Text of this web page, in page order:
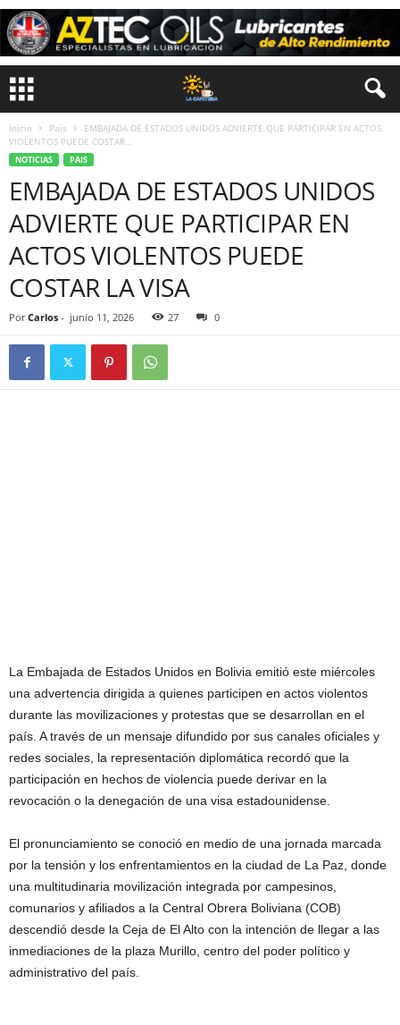
Inicio Pais
EMBAJADA DE ESTADOS UNIDOS ADVIERTE QUE PARTICIPAR EN ACTOS
VIOLENTOS PUEDE COSTAR...
NOTICIAS PAIS
EMBAJADA DE ESTADOS UNIDOS
ADVIERTE QUE PARTICIPAR EN
ACTOS VIOLENTOS PUEDE
COSTAR LA VISA
Por Carlos - junio 11, 2026 27 0
La Embajada de Estados Unidos en Bolivia emitió este miércoles
una advertencia dirigida a quienes participen en actos violentos
durante las movilizaciones y protestas que se desarrollan en el
país. A través de un mensaje difundido por sus canales oficiales y
redes sociales, la representación diplomática recordó que la
participación en hechos de violencia puede derivar en la
revocación o la denegación de una visa estadounidense.
El pronunciamiento se conoció en medio de una jornada marcada
por la tensión y los enfrentamientos en la ciudad de La Paz, donde
una multitudinaria movilización integrada por campesinos,
comunarios y afiliados a la Central Obrera Boliviana (COB)
descendió desde la Ceja de El Alto con la intención de llegar a las
inmediaciones de la plaza Murillo, centro del poder político y
administrativo del país.